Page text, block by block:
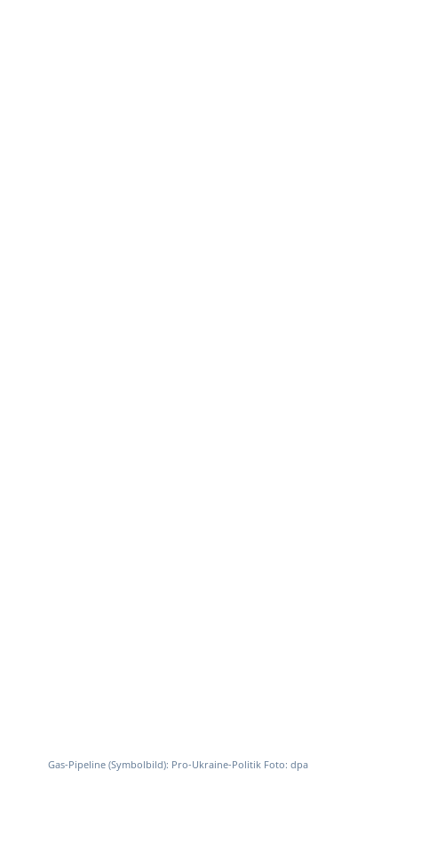
Gas-Pipeline (Symbolbild): Pro-Ukraine-Politik Foto: dpa